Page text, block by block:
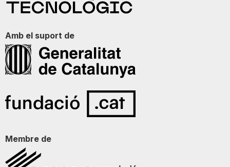
Amb el suport de
Membre de